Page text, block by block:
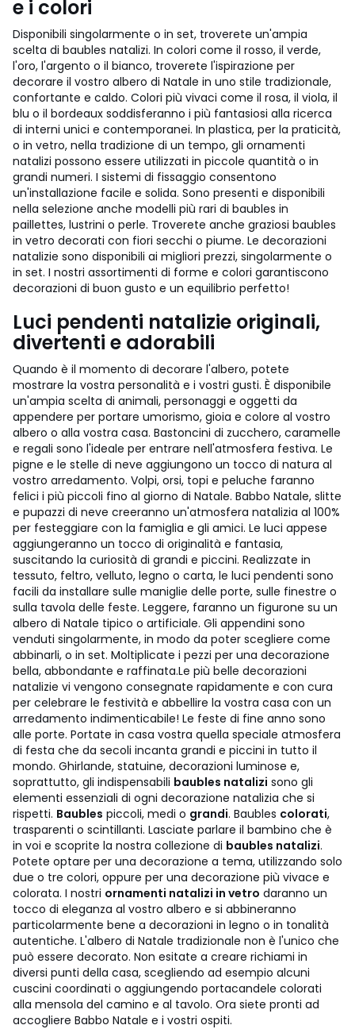
e i colori
Disponibili singolarmente o in set, troverete un'ampia
scelta di baubles natalizi. In colori come il rosso, il verde,
l'oro, l'argento o il bianco, troverete l'ispirazione per
decorare il vostro albero di Natale in uno stile tradizionale,
confortante e caldo. Colori più vivaci come il rosa, il viola, il
blu o il bordeaux soddisferanno i più fantasiosi alla ricerca
di interni unici e contemporanei. In plastica, per la praticità,
o in vetro, nella tradizione di un tempo, gli ornamenti
natalizi possono essere utilizzati in piccole quantità o in
grandi numeri. I sistemi di fissaggio consentono
un'installazione facile e solida. Sono presenti e disponibili
nella selezione anche modelli più rari di baubles in
paillettes, lustrini o perle. Troverete anche graziosi baubles
in vetro decorati con fiori secchi o piume. Le decorazioni
natalizie sono disponibili ai migliori prezzi, singolarmente o
in set. I nostri assortimenti di forme e colori garantiscono
decorazioni di buon gusto e un equilibrio perfetto!
Luci pendenti natalizie originali,
divertenti e adorabili
Quando è il momento di decorare l'albero, potete
mostrare la vostra personalità e i vostri gusti. È disponibile
un'ampia scelta di animali, personaggi e oggetti da
appendere per portare umorismo, gioia e colore al vostro
albero o alla vostra casa. Bastoncini di zucchero, caramelle
e regali sono l'ideale per entrare nell'atmosfera festiva. Le
pigne e le stelle di neve aggiungono un tocco di natura al
vostro arredamento. Volpi, orsi, topi e peluche faranno
felici i più piccoli fino al giorno di Natale. Babbo Natale, slitte
e pupazzi di neve creeranno un'atmosfera natalizia al 100%
per festeggiare con la famiglia e gli amici. Le luci appese
aggiungeranno un tocco di originalità e fantasia,
suscitando la curiosità di grandi e piccini. Realizzate in
tessuto, feltro, velluto, legno o carta, le luci pendenti sono
facili da installare sulle maniglie delle porte, sulle finestre o
sulla tavola delle feste. Leggere, faranno un figurone su un
albero di Natale tipico o artificiale. Gli appendini sono
venduti singolarmente, in modo da poter scegliere come
abbinarli, o in set. Moltiplicate i pezzi per una decorazione
bella, abbondante e raffinata.Le più belle decorazioni
natalizie vi vengono consegnate rapidamente e con cura
per celebrare le festività e abbellire la vostra casa con un
arredamento indimenticabile! Le feste di fine anno sono
alle porte. Portate in casa vostra quella speciale atmosfera
di festa che da secoli incanta grandi e piccini in tutto il
mondo. Ghirlande, statuine, decorazioni luminose e,
soprattutto, gli indispensabili baubles natalizi sono gli
elementi essenziali di ogni decorazione natalizia che si
rispetti. Baubles piccoli, medi o grandi. Baubles colorati,
trasparenti o scintillanti. Lasciate parlare il bambino che è
in voi e scoprite la nostra collezione di baubles natalizi.
Potete optare per una decorazione a tema, utilizzando solo
due o tre colori, oppure per una decorazione più vivace e
colorata. I nostri ornamenti natalizi in vetro daranno un
tocco di eleganza al vostro albero e si abbineranno
particolarmente bene a decorazioni in legno o in tonalità
autentiche. L'albero di Natale tradizionale non è l'unico che
può essere decorato. Non esitate a creare richiami in
diversi punti della casa, scegliendo ad esempio alcuni
cuscini coordinati o aggiungendo portacandele colorati
alla mensola del camino e al tavolo. Ora siete pronti ad
accogliere Babbo Natale e i vostri ospiti.